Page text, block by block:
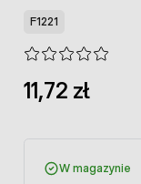
F1221
11,72 zł
W magazynie